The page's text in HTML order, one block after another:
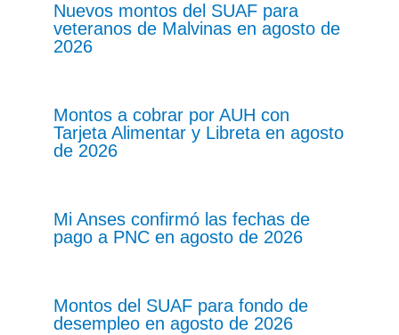
Nuevos montos del SUAF para
veteranos de Malvinas en agosto de
2026
Montos a cobrar por AUH con
Tarjeta Alimentar y Libreta en agosto
de 2026
Mi Anses confirmó las fechas de
pago a PNC en agosto de 2026
Montos del SUAF para fondo de
desempleo en agosto de 2026